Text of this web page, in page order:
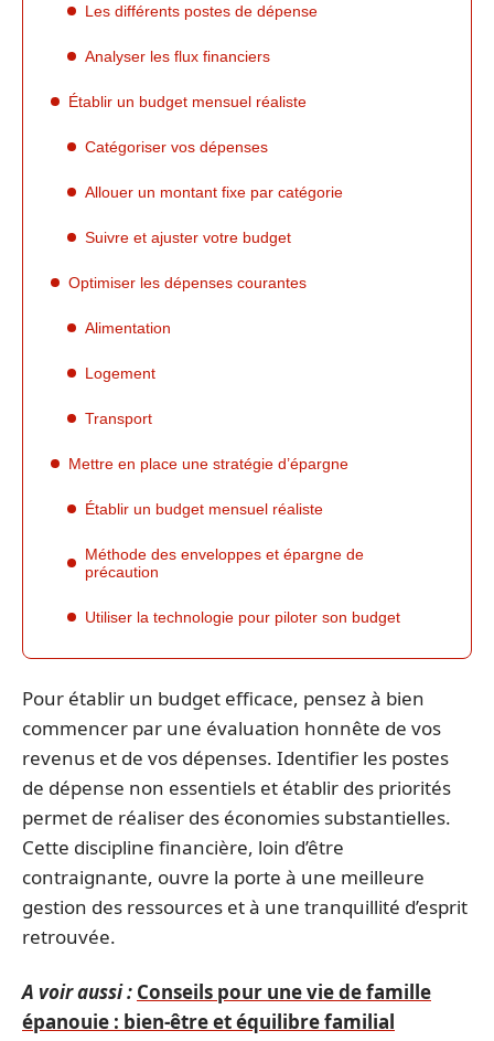
Les différents postes de dépense
Analyser les flux financiers
Établir un budget mensuel réaliste
Catégoriser vos dépenses
Allouer un montant fixe par catégorie
Suivre et ajuster votre budget
Optimiser les dépenses courantes
Alimentation
Logement
Transport
Mettre en place une stratégie d’épargne
Établir un budget mensuel réaliste
Méthode des enveloppes et épargne de
précaution
Utiliser la technologie pour piloter son budget
Pour établir un budget efficace, pensez à bien
commencer par une évaluation honnête de vos
revenus et de vos dépenses. Identifier les postes
de dépense non essentiels et établir des priorités
permet de réaliser des économies substantielles.
Cette discipline financière, loin d’être
contraignante, ouvre la porte à une meilleure
gestion des ressources et à une tranquillité d’esprit
retrouvée.
A voir aussi : Conseils pour une vie de famille
épanouie : bien-être et équilibre familial